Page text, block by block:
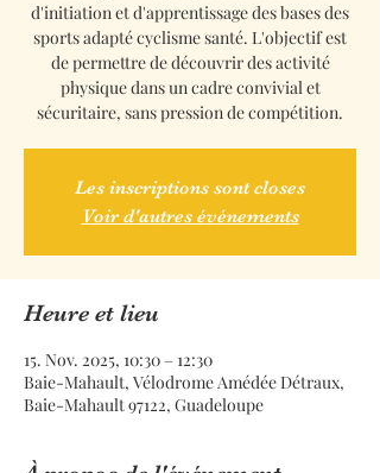
d'initiation et d'apprentissage des bases des
sports adapté cyclisme santé. L'objectif est
de permettre de découvrir des activité
physique dans un cadre convivial et
sécuritaire, sans pression de compétition.
Les inscriptions sont closes
Voir d'autres événements
Heure et lieu
15. Nov. 2025, 10:30 – 12:30
Baie-Mahault, Vélodrome Amédée Détraux,
Baie-Mahault 97122, Guadeloupe